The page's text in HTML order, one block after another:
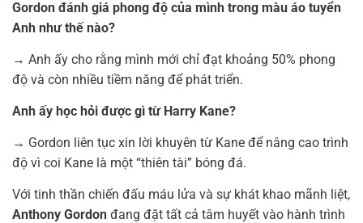
Gordon đánh giá phong độ của mình trong màu áo tuyển
Anh như thế nào?
→ Anh ấy cho rằng mình mới chỉ đạt khoảng 50% phong
độ và còn nhiều tiềm năng để phát triển.
Anh ấy học hỏi được gì từ Harry Kane?
→ Gordon liên tục xin lời khuyên từ Kane để nâng cao trình
độ vì coi Kane là một “thiên tài” bóng đá.
Với tinh thần chiến đấu máu lửa và sự khát khao mãnh liệt,
Anthony Gordon đang đặt tất cả tâm huyết vào hành trình